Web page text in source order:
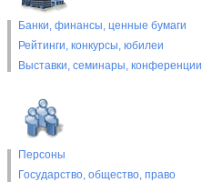
Банки, финансы, ценные бумаги
Рейтинги, конкурсы, юбилеи
Выставки, cеминары, конференции
Персоны
Государство, общество, право